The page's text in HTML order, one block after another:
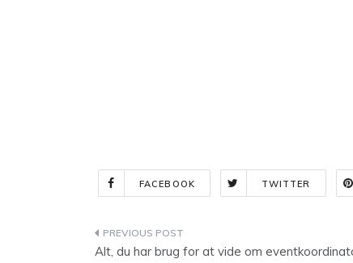
FACEBOOK TWITTER
Indlægsnavigation
Alt, du har brug for at vide om